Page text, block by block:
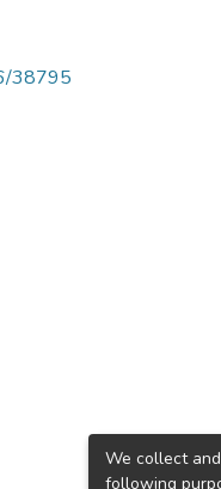
38795
We collect
following